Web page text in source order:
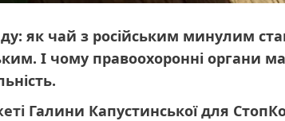
як чай з російським минулим
І чому правоохоронні органи
Галини Капустинської для